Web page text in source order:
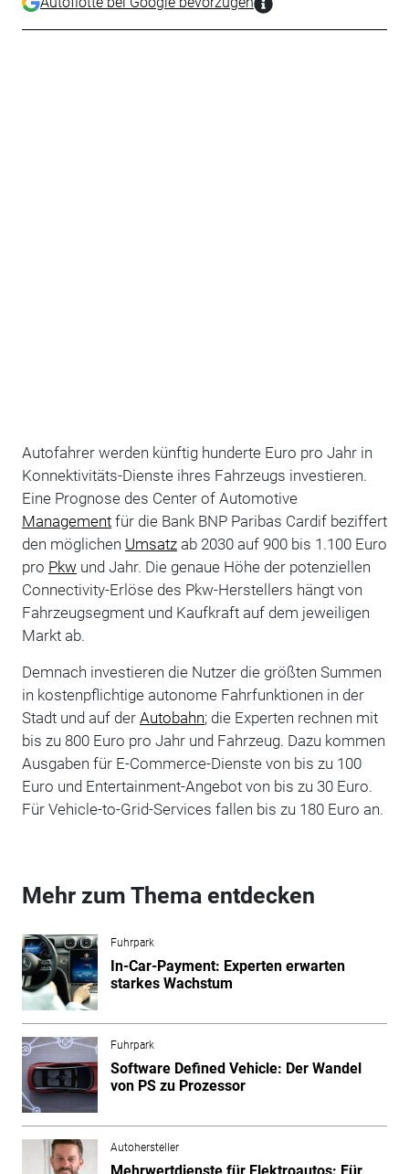
Autofahrer werden künftig hunderte Euro pro Jahr in
Konnektivitäts-Dienste ihres Fahrzeugs investieren.
Eine Prognose des Center of Automotive
Managementfür die Bank BNP Paribas Cardif beziffert
den möglichen Umsatzab 2030 auf 900 bis 1.100 Euro
pro Pkw und Jahr. Die genaue Höhe der potenziellen
Connectivity-Erlöse des Pkw-Herstellers hängt von
Fahrzeugsegment und Kaufkraft auf dem jeweiligen
Markt ab.
Demnach investieren die Nutzer die größten Summen
in kostenpflichtige autonome Fahrfunktionen in der
Stadt und auf der Autobahn; die Experten rechnen mit
bis zu 800 Euro pro Jahr und Fahrzeug. Dazu kommen
Ausgaben für E-Commerce-Dienste von bis zu 100
Euro und Entertainment-Angebot von bis zu 30 Euro.
Für Vehicle-to-Grid-Services fallen bis zu 180 Euro an.
Mehr zum Thema entdecken
Fuhrpark
In-Car-Payment: Experten erwarten
starkes Wachstum
Fuhrpark
Software Defined Vehicle: Der Wandel
von PS zu Prozessor
Autohersteller